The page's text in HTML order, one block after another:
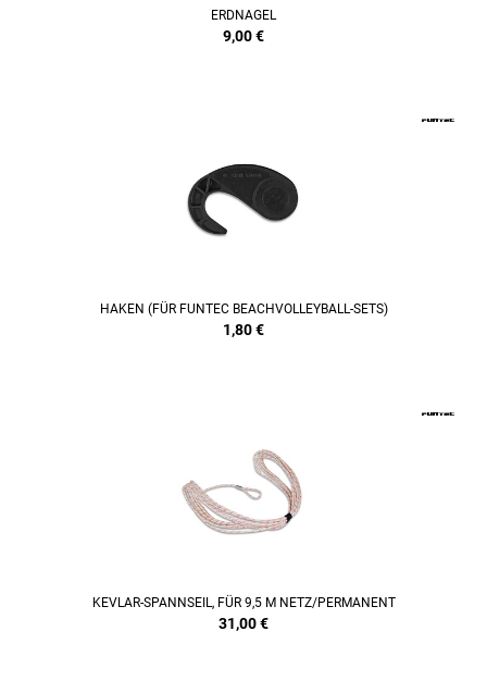
ERDNAGEL
9,00€
HAKEN (FÜR FUNTEC BEACHVOLLEYBALL-SETS)
1,80€
KEVLAR-SPANNSEIL, FÜR 9,5 M NETZ/PERMANENT
31,00€